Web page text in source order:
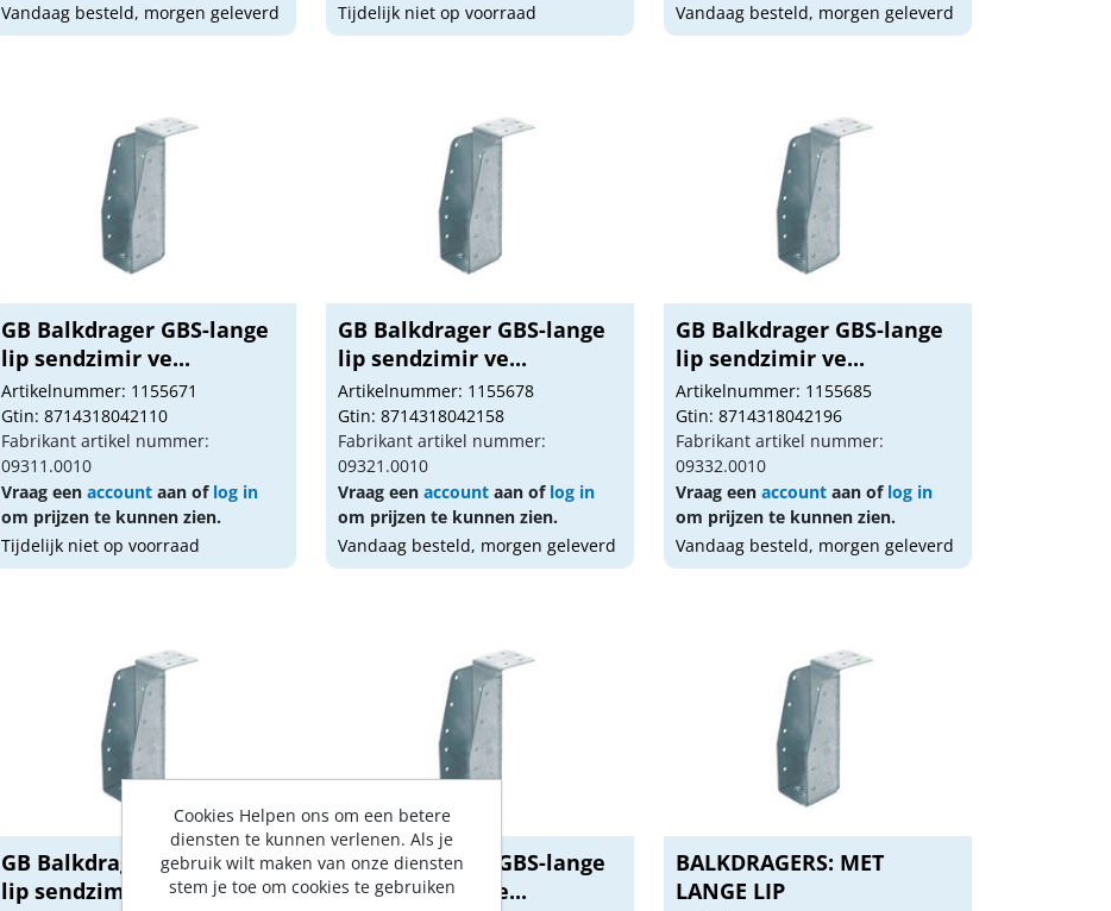
Vandaag besteld, morgen geleverd
Tijdelijk niet op voorraad
Vandaag besteld, morgen geleverd
GB Balkdrager GBS-lange
lip sendzimir ve...
Artikelnummer: 1155671
Gtin: 8714318042110
Fabrikant artikel nummer:
09311.0010
Vraag een accountaan of log in
om prijzen te kunnen zien.
Tijdelijk niet op voorraad
GB Balkdrager GBS-lange
lip sendzimir ve...
Artikelnummer: 1155678
Gtin: 8714318042158
Fabrikant artikel nummer:
09321.0010
Vraag eenaccount aan of log in
om prijzen te kunnen zien.
Vandaag besteld, morgen geleverd
GB Balkdrager GBS-lange
lip sendzimir ve...
Artikelnummer: 1155685
Gtin: 8714318042196
Fabrikant artikel nummer:
09332.0010
Vraag eenaccount aan of log in
om prijzen te kunnen zien.
Vandaag besteld, morgen geleverd
GB Balkdrager GBS-lange
lip sendzimir ve...
GB Balkdrager GBS-lange
lip sendzimir ve...
BALKDRAGERS: MET
LANGE LIP
Cookies Helpen ons om een betere
diensten te kunnen verlenen. Als je
gebruik wilt maken van onze diensten
stem je toe om cookies te gebruiken